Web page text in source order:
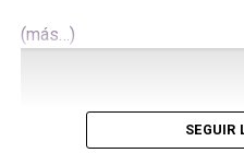
(más…)
SEGUIR